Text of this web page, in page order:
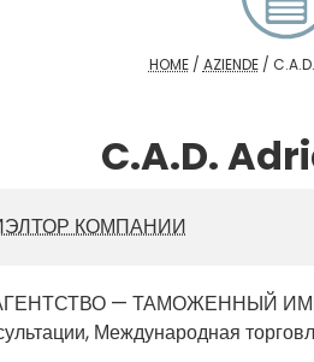
HOME/ AZIENDE/
C.A.D.
КОМПАНИИ
— ТАМОЖЕННЫЙ
Международная